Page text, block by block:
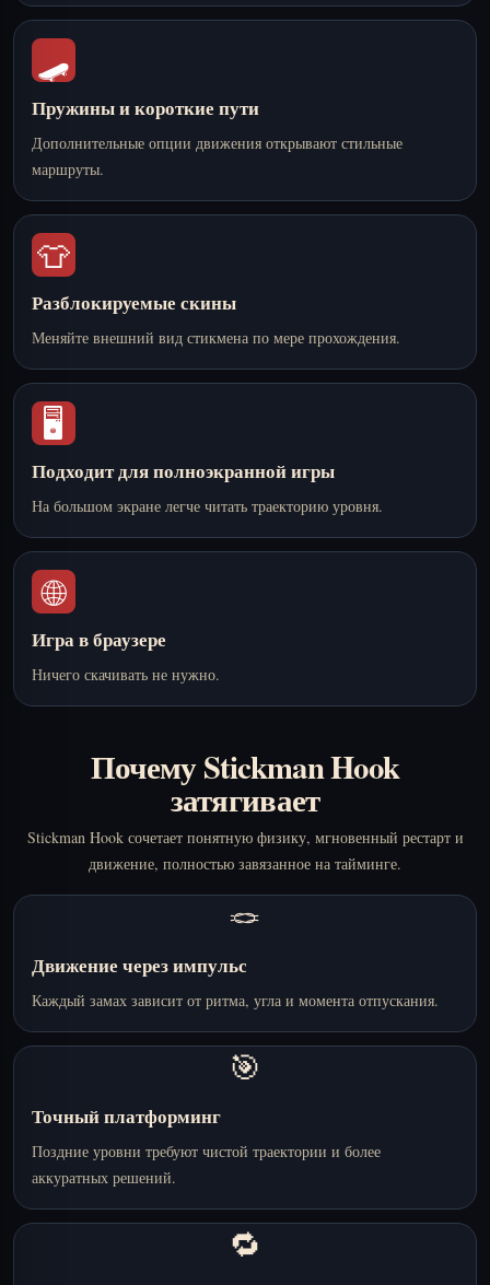
🛹
Пружины и короткие пути
Дополнительные опции движения открывают стильные
маршруты.
👕
Разблокируемые скины
Меняйте внешний вид стикмена по мере прохождения.
🖥️
Подходит для полноэкранной игры
На большом экране легче читать траекторию уровня.
🌐
Игра в браузере
Ничего скачивать не нужно.
Почему Stickman Hook
затягивает
Stickman Hook сочетает понятную физику, мгновенный рестарт и
движение, полностью завязанное на тайминге.
🪢
Движение через импульс
Каждый замах зависит от ритма, угла и момента отпускания.
🎯
Точный платформинг
Поздние уровни требуют чистой траектории и более
аккуратных решений.
🔁